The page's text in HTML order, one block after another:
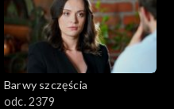
Barwy szczęścia
odc. 2379